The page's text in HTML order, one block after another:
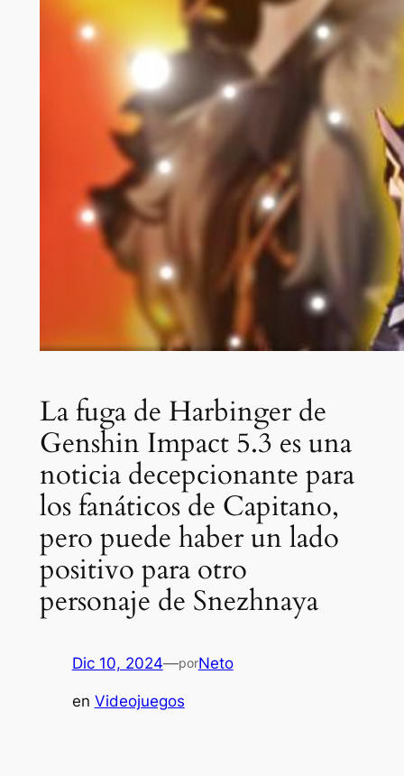
La fuga de Harbinger de
Genshin Impact 5.3 es una
noticia decepcionante para
los fanáticos de Capitano,
pero puede haber un lado
positivo para otro
personaje de Snezhnaya
Dic 10, 2024—porNeto
en Videojuegos